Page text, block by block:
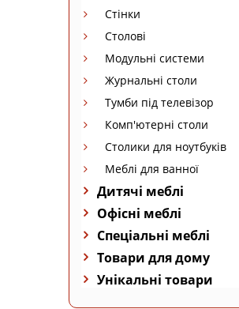
Стінки
Столові
Модульні системи
Журнальні столи
Тумби під телевізор
Комп'ютерні столи
Столики для ноутбуків
Меблі для ванної
Дитячі меблі
Офісні меблі
Спеціальні меблі
Товари для дому
Унікальні товари